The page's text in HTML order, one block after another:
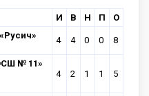
И В Н П О
4 4 0 0 8
№ 11»
4 2 1 1 5